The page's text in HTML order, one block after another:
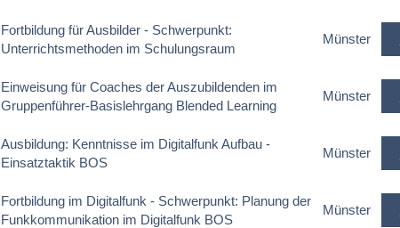
Fortbildung für Ausbilder - Schwerpunkt:
Unterrichtsmethoden im Schulungsraum
Münster
Einweisung für Coaches der Auszubildenden im
Gruppenführer-Basislehrgang Blended Learning
Münster
Ausbildung: Kenntnisse im Digitalfunk Aufbau -
Einsatztaktik BOS
Münster
Fortbildung im Digitalfunk - Schwerpunkt: Planung der
Funkkommunikation im Digitalfunk BOS
Münster